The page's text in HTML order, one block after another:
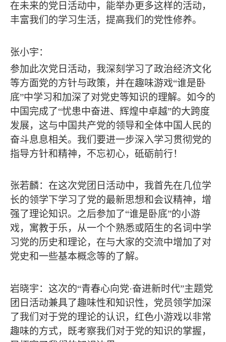
在未来的党日活动中，能举办更多这样的活动，
丰富我们的学习生活，提高我们的党性修养。
张小宇：
参加此次党日活动，我深刻学习了政治经济文化
等方面党的方针与政策，并在趣味游戏“谁是卧
底”中学习和加深了对党史等知识的理解。如今的
中国完成了“忧患中奋进、辉煌中卓越”的大跨度
发展，这与中国共产党的领导和全体中国人民的
奋斗息息相关。我们要进一步深入学习贯彻党的
指导方针和精神，不忘初心，砥砺前行！
张若麟：在这次党团日活动中，我首先在几位学
长的领学下学习了党的最新思想和会议精神，增
强了理论知识。之后参加了“谁是卧底”的小游
戏，寓教于乐，从一个个熟悉或陌生的名词中学
习党的历史和理论，在与大家的交流中增加了对
党史和一些基本概念等的了解。
岩晓宇：这次的“青春心向党·奋进新时代”主题党
团日活动兼具了趣味性和知识性，党员领学加深
了我们对于党的理论的认识，红色小游戏以非常
趣味的方式，既考察我们对于党的知识的掌握，